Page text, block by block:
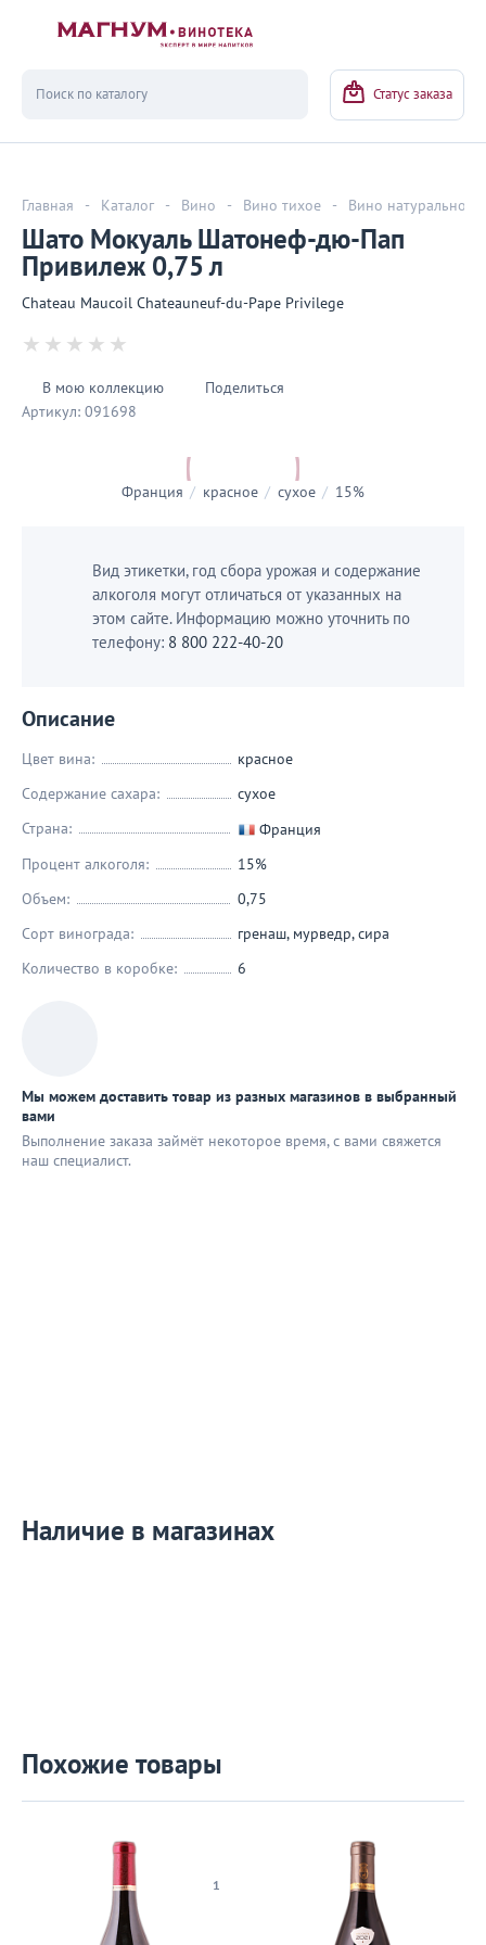
Статус заказа
Главная - Каталог - Вино - Вино тихое - Вино натуральное
Шато Мокуаль Шатонеф-дю-Пап
Привилеж 0,75 л
Chateau Maucoil Chateauneuf-du-Pape Privilege
В мою коллекцию
Поделиться
Артикул: 091698
Франция / красное / сухое / 15%
Вид этикетки, год сбора урожая и содержание
алкоголя могут отличаться от указанных на
этом сайте. Информацию можно уточнить по
телефону: 8 800 222-40-20
Описание
Цвет вина:
красное
Содержание сахара:
сухое
Страна:
Франция
Процент алкоголя:
15%
Объем:
0,75
Сорт винограда:
гренаш, мурведр,сира
Количество в коробке:
6
Мы можем доставить товар из разных магазинов в выбранный
вами
Выполнение заказа займёт некоторое время, с вами свяжется
наш специaлист.
Наличие в магазинах
Похожие товары
1